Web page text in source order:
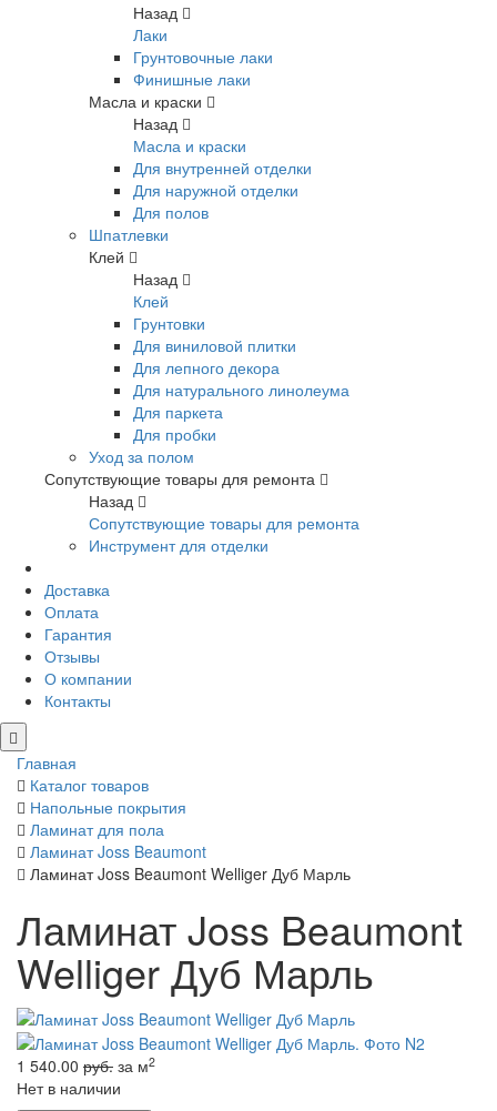
Назад
Лаки
Грунтовочные лаки
Финишные лаки
Масла и краски
Назад
Масла и краски
Для внутренней отделки
Для наружной отделки
Для полов
Шпатлевки
Клей
Назад
Клей
Грунтовки
Для виниловой плитки
Для лепного декора
Для натурального линолеума
Для паркета
Для пробки
Уход за полом
Сопутствующие товары для ремонта
Назад
Сопутствующие товары для ремонта
Инструмент для отделки
Доставка
Оплата
Гарантия
Отзывы
О компании
Контакты
Главная
Каталог товаров
Напольные покрытия
Ламинат для пола
Ламинат Joss Beaumont
Ламинат Joss Beaumont Welliger Дуб Марль
Ламинат Joss Beaumont
Welliger Дуб Марль
1 540.00 руб. за м2
Нет в наличии